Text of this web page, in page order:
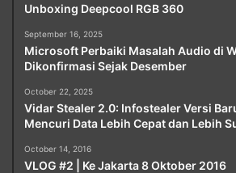
Unboxing Deepcool RGB 360
September 16, 2025
Microsoft Perbaiki Masalah Audio di
Dikonfirmasi Sejak Desember
October 22, 2025
Vidar Stealer 2.0: Infostealer Versi
Mencuri Data Lebih Cepat dan Lebih
October 14, 2016
VLOG #2 | Ke Jakarta 8 Oktober 2016